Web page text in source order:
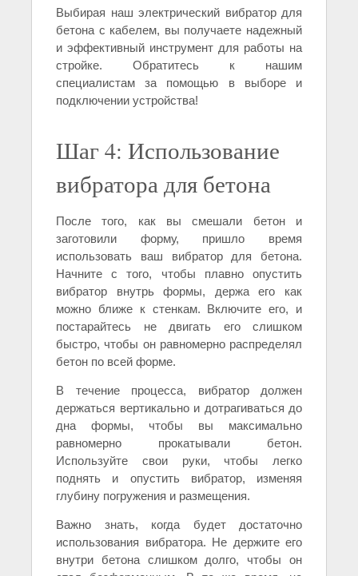
Выбирая наш электрический вибратор для
бетона с кабелем, вы получаете надежный
и эффективный инструмент для работы на
стройке. Обратитесь к нашим
специалистам за помощью в выборе и
подключении устройства!
Шаг 4: Использование
вибратора для бетона
После того, как вы смешали бетон и
заготовили форму, пришло время
использовать ваш вибратор для бетона.
Начните с того, чтобы плавно опустить
вибратор внутрь формы, держа его как
можно ближе к стенкам. Включите его, и
постарайтесь не двигать его слишком
быстро, чтобы он равномерно распределял
бетон по всей форме.
В течение процесса, вибратор должен
держаться вертикально и дотрагиваться до
дна формы, чтобы вы максимально
равномерно прокатывали бетон.
Используйте свои руки, чтобы легко
поднять и опустить вибратор, изменяя
глубину погружения и размещения.
Важно знать, когда будет достаточно
использования вибратора. Не держите его
внутри бетона слишком долго, чтобы он